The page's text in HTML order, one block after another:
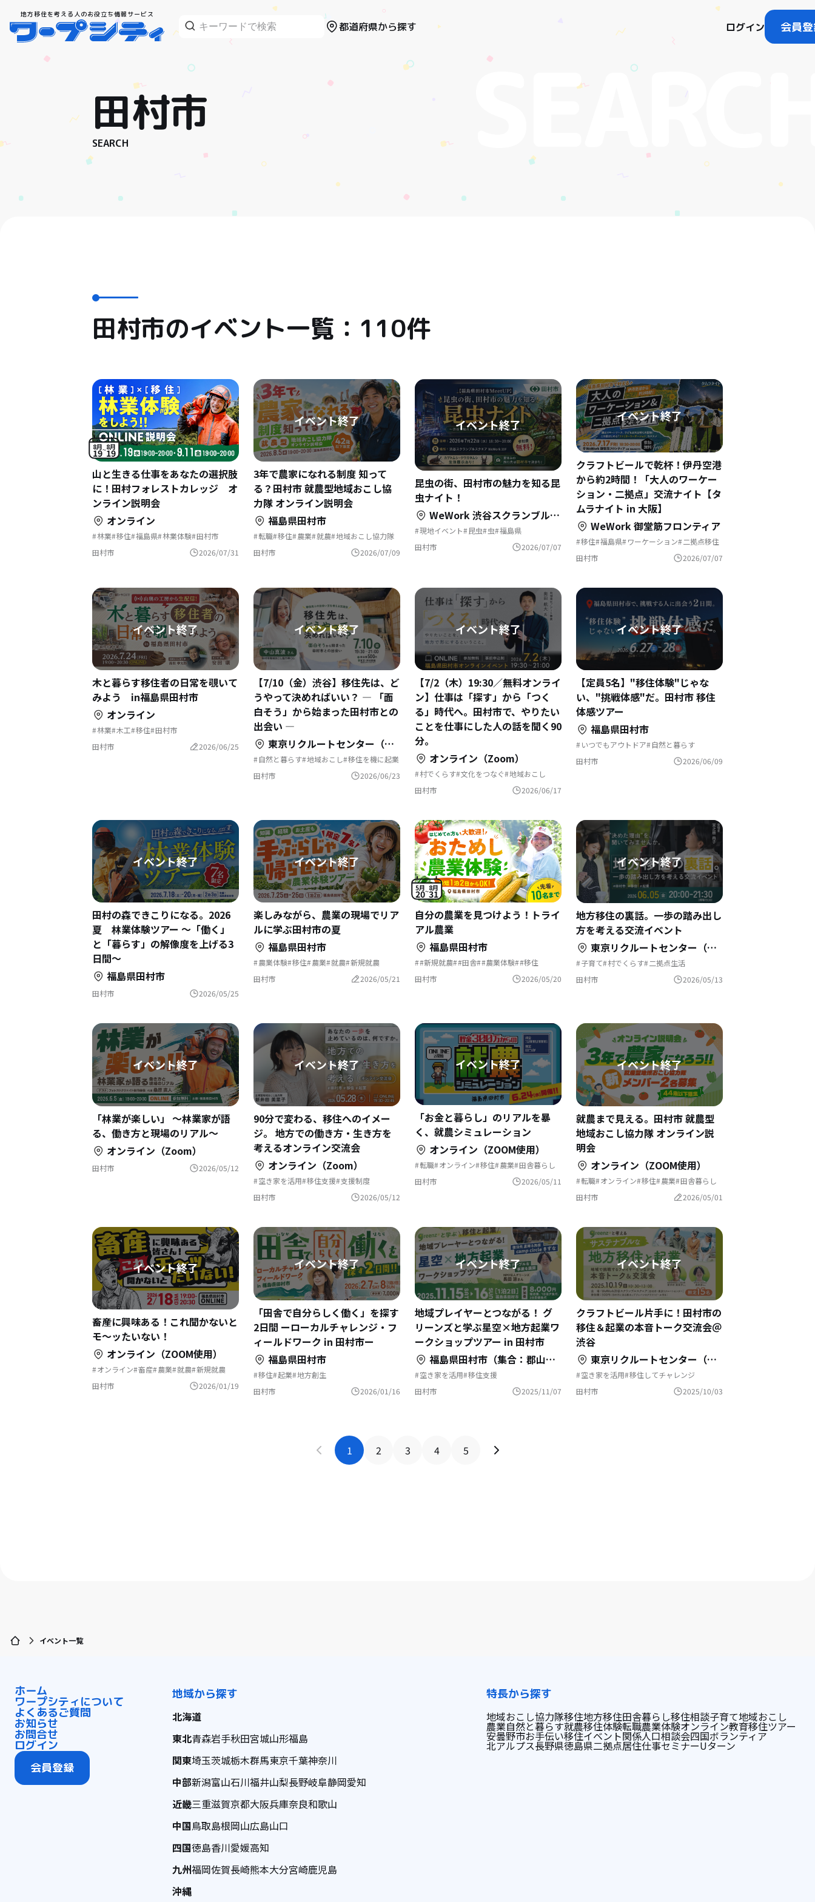
地方移住を考える人のお役立ち情報サービス
都道府県から探す ログイン 会員
田村市
SEARCH
田村市のイベント一覧：110件
8月
19
8月
19
山と生きる仕事をあなたの選択肢
に！田村フォレストカレッジ オ
ンライン説明会
オンライン
林業 移住 福島県 林業体験 田村市
田村市
2026/07/31
3年で農家になれる制度 知って
る？田村市 就農型地域おこし協
力隊 オンライン説明会
福島県田村市
転職 移住 農業 就農 地域おこし協力隊
新規就農
田村市
2026/07/09
昆虫の街、田村市の魅力を知る昆
虫ナイト！
WeWork 渋谷スクランブルスクエア 39F
現地イベント 昆虫 虫 福島県
カブトムシ
展示
田村市
2026/07/07
クラフトビールで乾杯！伊丹空港
から約2時間！「大人のワーケー
ション・二拠点」交流ナイト【タ
ムラナイト in 大阪】
WeWork 御堂筋フロンティア
移住 福島県 ワーケーション 二拠点移住
クラフトビール 交流会
二拠点
田村市
2026/07/07
木と暮らす移住者の日常を覗いて
みよう in福島県田村市
オンライン
林業 木工 移住 田村市
田村市
2026/06/25
【7/10（金）渋谷】移住先は、ど
うやって決めればいい？ ― 「面
白そう」から始まった田村市との
出会い ―
東京リクルートセンター（WeWork 渋谷スクランブルスクエア内）
自然と暮らす 地域おこし 移住を機に起業
地域おこし協力隊 地方移住 古民家を活用
地域を活性化
田村市 2026/06/23
【7/2（木）19:30／無料オンライ
ン】仕事は「探す」から「つく
る」時代へ。田村市で、やりたい
ことを仕事にした人の話を聞く90
分。
オンライン（Zoom）
村でくらす 文化をつなぐ 地域おこし
移住を機に起業 地域おこし協力隊
アートな暮らし シェアハウスで暮らす
田村市 2026/06/17
【定員5名】"移住体験"じゃな
い、"挑戦体感"だ。田村市 移住
体感ツアー
福島県田村市
いつでもアウトドア 自然と暮らす
地域おこし 移住を機に起業 農業の仕事
地域おこし協力隊 遊び場が近い
田村市 2026/06/09
田村の森できこりになる。2026
夏 林業体験ツアー ～「働く」
と「暮らす」の解像度を上げる3
日間～
福島県田村市
田村市 2026/05/25
楽しみながら、農業の現場でリア
ルに学ぶ田村市の夏
福島県田村市
農業体験 移住 農業 就農 新規就農
福島県田村市
田舎
田村市
2026/05/21
5月
20
8月
31
自分の農業を見つけよう！トライ
アル農業
福島県田村市
#新規就農 #田舎 #農業体験 #移住
＃農業
田村市
2026/05/20
地方移住の裏話。一歩の踏み出し
方を考える交流イベント
東京リクルートセンター（WeWork 渋谷スクランブルスクエア内）
子育て 村でくらす 二拠点生活
自然と暮らす 地域おこし 移住を機に起業
農業の仕事 地域おこし協力隊 地方移住
古民家を活用 島暮らし
田村市 2026/05/13
「林業が楽しい」 〜林業家が語
る、働き方と現場のリアル～
オンライン（Zoom）
田村市 2026/05/12
90分で変わる、移住へのイメー
ジ。 地方での働き方・生き方を
考えるオンライン交流会
オンライン（Zoom）
空き家を活用 移住支援 支援制度
補助金を使って 自然と暮らす
移住を機に起業
地域おこし協力隊 島暮らし
田村市 2026/05/12
「お金と暮らし」のリアルを暴
く、就農シミュレーション
オンライン（ZOOM使用）
転職 オンライン 移住 農業 田舎暮らし
田村市
2026/05/11
就農まで見える。田村市 就農型
地域おこし協力隊 オンライン説
明会
オンライン（ZOOM使用）
転職 オンライン 移住 農業 田舎暮らし
就農 地域おこし協力隊 新規就農
福島県田村市
田村市 2026/05/01
畜産に興味ある！これ聞かないと
モ〜ッたいない！
オンライン（ZOOM使用）
オンライン 畜産 農業 就農 新規就農
福島県田村市
田村市
2026/01/19
「田舎で自分らしく働く」を探す
2日間 ーローカルチャレンジ・フ
ィールドワーク in 田村市ー
福島県田村市
移住 起業 地方創生
社会貢献／地域活性化
まちづくり
田村市 2026/01/16
地域プレイヤーとつながる！ グ
リーンズと学ぶ星空×地方起業ワ
ークショップツアー in 田村市
福島県田村市（集合：郡山駅）
空き家を活用 移住支援
いつでもアウトドア 文化をつなぐ
自然と暮らす 移住を機に起業
農業の仕事 地域おこし協力隊 テレワーク
田村市 2025/11/07
クラフトビール片手に！田村市の
移住＆起業の本音トーク交流会＠
渋谷
東京リクルートセンター（WeWork 渋谷スクランブルスクエア内）
空き家を活用 移住してチャレンジ
移住支援 起業支援を活用 自然と暮らす
地域おこし
地域おこし協力隊
田村市 2025/10/03
1 2 3 4 5
イベント一覧
ホーム
ワープシティについて
よくあるご質問
お知らせ
お問合せ
ログイン
会員登録
地域から探す
北海道
東北青森岩手秋田宮城山形福島
関東埼玉茨城栃木群馬東京千葉神奈川
中部新潟富山石川福井山梨長野岐阜静岡愛知
近畿三重滋賀京都大阪兵庫奈良和歌山
中国鳥取島根岡山広島山口
四国徳島香川愛媛高知
九州福岡佐賀長崎熊本大分宮崎鹿児島
沖縄
特長から探す
地域おこし協力隊移住地方移住田舎暮らし移住相談子育て地域おこし
農業自然と暮らす就農移住体験転職農業体験オンライン教育移住ツアー
安曇野市お手伝い移住イベント関係人口相談会四国ボランティア
北アルプス長野県徳島県二拠点居住仕事セミナーUターン